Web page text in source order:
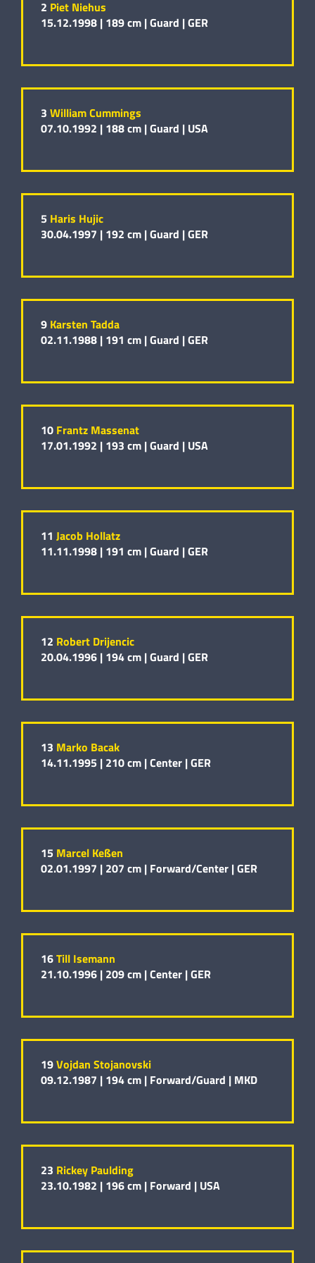
2 Piet Niehus
15.12.1998 | 189 cm |Guard |GER
3 William Cummings
07.10.1992 | 188 cm |Guard | USA
5 Haris Hujic
30.04.1997 | 192 cm |Guard |GER
9 Karsten Tadda
02.11.1988 | 191 cm |Guard |GER
10 Frantz Massenat
17.01.1992 | 193 cm |Guard | USA
11 Jacob Hollatz
11.11.1998 | 191 cm |Guard |GER
12 Robert Drijencic
20.04.1996 | 194 cm |Guard |GER
13 Marko Bacak
14.11.1995 | 210 cm |Center |GER
15 Marcel Keßen
02.01.1997 | 207 cm | Forward/Center |GER
16Till Isemann
21.10.1996 | 209 cm |Center |GER
19Vojdan Stojanovski
09.12.1987 | 194 cm | Forward/Guard | MKD
23 Rickey Paulding
23.10.1982 | 196 cm | Forward | USA